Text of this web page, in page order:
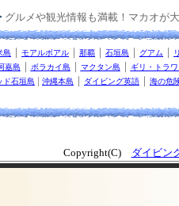
グルメや観光情報も満載！マカオが
島 ｜ モアルボアル ｜ 那覇 ｜ 石垣島 ｜ グアム ｜
嘉島 ｜ ボラカイ島 ｜ マクタン島 ｜
ギリ・トラ
ド石垣島 | 沖縄本島 ｜ ダイビング英語 ｜ 海の危
Copyright(C) ダイビン